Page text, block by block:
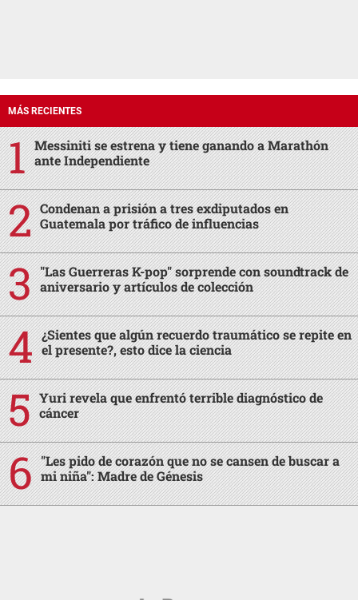
MÁS RECIENTES
Messiniti se estrena y tiene ganando a Marathón
ante Independiente
Condenan a prisión a tres exdiputados en
Guatemala por tráfico de influencias
"Las Guerreras K-pop" sorprende con soundtrack de
aniversario y artículos de colección
¿Sientes que algún recuerdo traumático se repite en
el presente?, esto dice la ciencia
Yuri revela que enfrentó terrible diagnóstico de
cáncer
"Les pido de corazón que no se cansen de buscar a
mi niña": Madre de Génesis